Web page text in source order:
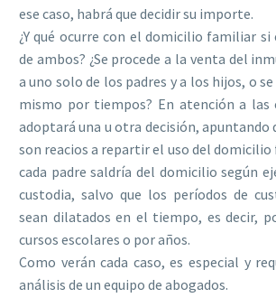
ese caso, habrá que decidir su importe.
¿Y qué ocurre con el domicilio familiar si
de ambos? ¿Se procede a la venta del
a uno solo de los padres y a los hijos, o
mismo por tiempos? En atención a las
adoptará una u otra decisión, apuntando
son reacios a repartir el uso del domicilio
cada padre saldría del domicilio según
custodia, salvo que los períodos de
sean dilatados en el tiempo, es decir,
cursos escolares o por años.
Como verán cada caso, es especial y
análisis de un equipo de abogados.